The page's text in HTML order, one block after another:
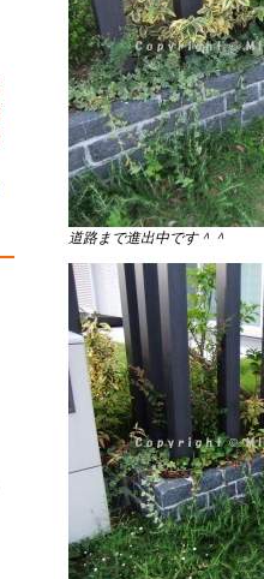
道路まで進出中です＾＾